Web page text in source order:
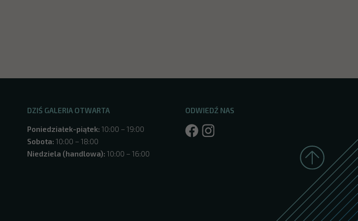
DZIŚ GALERIA OTWARTA
Poniedziałek-piątek: 10:00 – 19:00
Sobota: 10:00 – 18:00
Niedziela (handlowa): 10:00 – 16:00
ODWIEDŹ NAS